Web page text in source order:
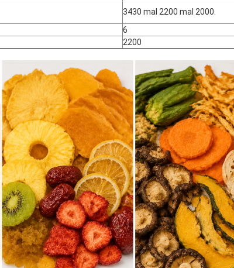
3430 mal 2200 mal 2000.
6
2200